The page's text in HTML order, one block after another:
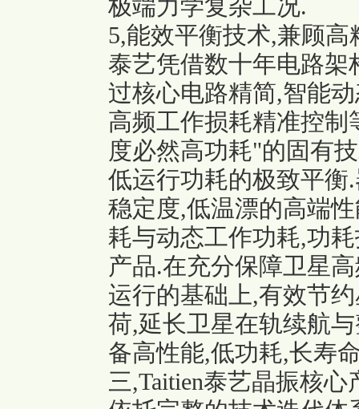
极端力学复杂工况.
5,能效平衡技术,兼顾
泰艺凭借数十年电路
过核心电路精简,智能
高频工作损耗精准控
度必然高功耗"的固有
低运行功耗的极致平
稳定度,低温漂的高端
耗与动态工作功耗,功
产品.在充分保障卫星
运行的基础上,有效节
荷,延长卫星在轨续航
备高性能,低功耗,长寿
三,Taitien泰艺晶振核